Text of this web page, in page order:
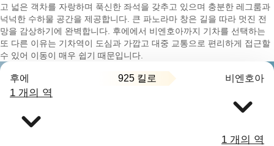
고 넓은 객차를 자랑하며 푹신한 좌석을 갖추고 있으며 충분한 레그룸과
넉넉한 수하물 공간을 제공합니다. 큰 파노라마 창은 길을 따라 멋진 전
망을 감상하기에 완벽합니다. 후에에서 비엔호아까지 기차를 선택하는
또 다른 이유는 기차역이 도심과 가깝고 대중 교통으로 편리하게 접근할
수 있어 이동이 매우 쉽기 때문입니다.
후에 925 킬로 비엔호아
1 개의 역
1 개의 역